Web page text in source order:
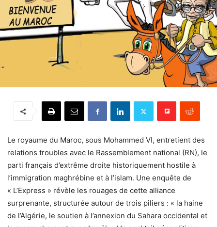
Le royaume du Maroc, sous Mohammed VI, entretient des
relations troubles avec le Rassemblement national (RN), le
parti français d’extrême droite historiquement hostile à
l’immigration maghrébine et à l’islam. Une enquête de
« L’Express » révèle les rouages de cette alliance
surprenante, structurée autour de trois piliers : « la haine
de l’Algérie, le soutien à l’annexion du Sahara occidental et